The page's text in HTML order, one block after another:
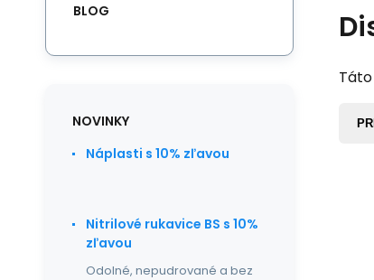
BLOG
NOVINKY
Náplasti s 10% zľavou
Nitrilové rukavice BS s 10%
zľavou
Odolné, nepudrované a bez